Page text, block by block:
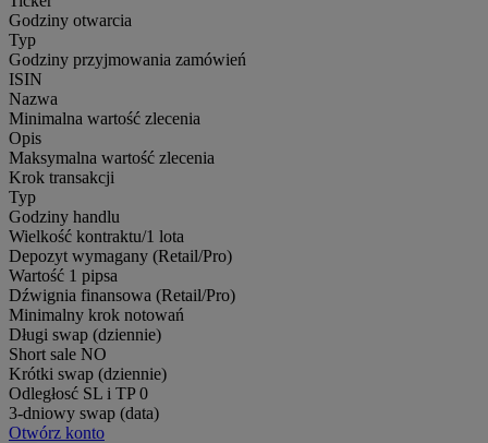
Godziny otwarcia
Typ
Godziny przyjmowania zamówień
ISIN
Nazwa
Minimalna wartość zlecenia
Opis
Maksymalna wartość zlecenia
Krok transakcji
Typ
Godziny handlu
Wielkość kontraktu/1 lota
Depozyt wymagany (Retail/Pro)
Wartość 1 pipsa
Dźwignia finansowa (Retail/Pro)
Minimalny krok notowań
Długi swap (dziennie)
Short sale NO
Krótki swap (dziennie)
Odległosć SL i TP 0
3-dniowy swap (data)
Otwórz konto